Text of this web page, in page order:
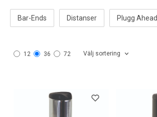
Bar-Ends Distanser Plugg Ahead
12 36 72 Välj sortering